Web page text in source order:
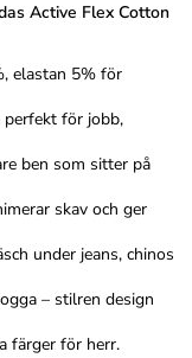
Active Flex Cotton
elastan 5% för
för jobb,
ben som sitter på
skav och ger
under jeans, chinos
– stilren design
färger för herr.